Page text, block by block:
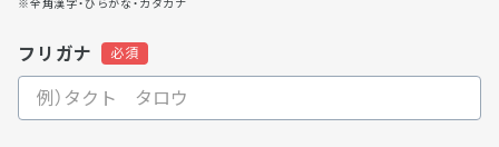
※全角漢字・ひらがな・カタカナ
フリガナ